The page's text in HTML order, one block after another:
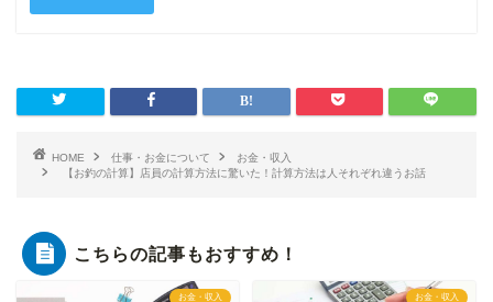
HOME 仕事・お金について
お金・収入
【お釣の計算】店員の計算方法に驚いた！計算方法は人それぞれ違うお話
こちらの記事もおすすめ！
お金・収入 お金・収入